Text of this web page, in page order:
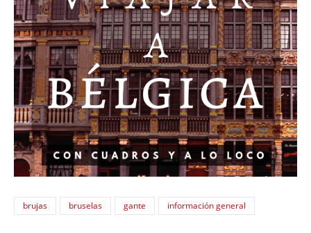
brujas bruselas gante información general